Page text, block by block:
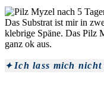
Das Substrat ist mir in
klebrige Späne. Das Pilz
ganz ok aus.
Ich lass mich